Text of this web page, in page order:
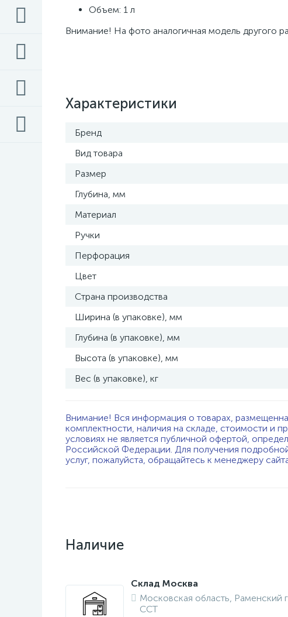
Объем: 1 л
Внимание! На фото аналогичная модель другого
Характеристики
Бренд
Вид товара
Размер
Глубина, мм
Материал
Ручки
Перфорация
Цвет
Страна производства
Ширина (в упаковке), мм
Глубина (в упаковке), мм
Высота (в упаковке), мм
Вес (в упаковке), кг
Внимание! Вся информация о товарах,
комплектности, наличия на складе, стоимости и
условиях не является публичной офертой,
Российской Федерации. Для получения
услуг, пожалуйста, обращайтесь к менеджеру
Наличие
Склад Москва
Московская область, Раменский
ССТ